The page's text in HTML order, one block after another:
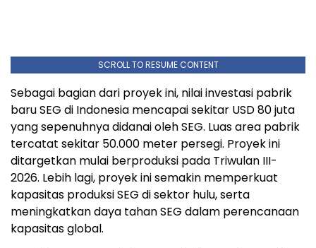
SCROLL TO RESUME CONTENT
Sebagai bagian dari proyek ini, nilai investasi pabrik
baru SEG di Indonesia mencapai sekitar USD 80juta
yang sepenuhnya didanai oleh SEG. Luas area pabrik
tercatat sekitar 50.000 meter persegi. Proyek ini
ditargetkan mulai berproduksi pada Triwulan III-
2026. Lebih lagi, proyek ini semakin memperkuat
kapasitas produksi SEG di sektor hulu, serta
meningkatkan daya tahan SEG dalam perencanaan
kapasitas global.